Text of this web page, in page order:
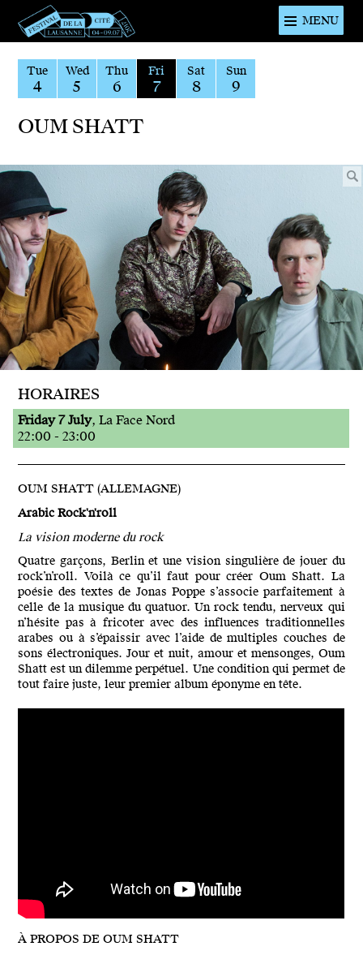
Festival de
la cité de
Lausanne -
du 4 au 9
46ème
édition
MENU
Tue
4
Wed
5
Thu
6
Fri
7
Sat
8
Sun
9
OUM SHATT
HORAIRES
Friday 7 July, La Face Nord
22:00 - 23:00
OUM SHATT (ALLEMAGNE)
Arabic Rock'n'roll
La vision moderne du rock
Quatre garçons, Berlin et une vision singulière de jouer du
rock’n’roll. Voilà ce qu’il faut pour créer Oum Shatt. La
poésie des textes de Jonas Poppe s’associe parfaitement à
celle de la musique du quatuor. Un rock tendu, nerveux qui
n’hésite pas à fricoter avec des influences traditionnelles
arabes ou à s’épaissir avec l’aide de multiples couches de
sons électroniques. Jour et nuit, amour et mensonges, Oum
Shatt est un dilemme perpétuel. Une condition qui permet de
tout faire juste, leur premier album éponyme en tête.
À PROPOS DE OUM SHATT